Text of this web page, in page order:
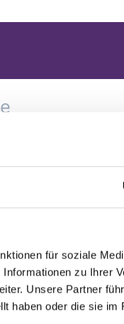
für soziale
zu Ihrer
Unsere Partner
haben oder die sie im